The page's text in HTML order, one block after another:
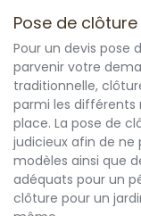
Pose de
Pour un devis pose
parvenir votre
traditionnelle,
parmi les
place. La pose de
judicieux afin de ne
modèles ainsi que
adéquats pour un
clôture pour un